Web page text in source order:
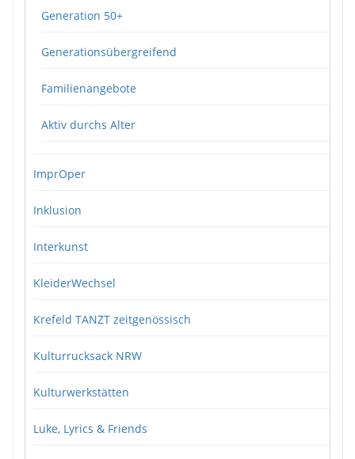
Generation 50+
Generationsübergreifend
Familienangebote
Aktiv durchs Alter
ImprOper
Inklusion
Interkunst
KleiderWechsel
Krefeld TANZT zeitgenössisch
Kulturrucksack NRW
Kulturwerkstätten
Luke, Lyrics & Friends